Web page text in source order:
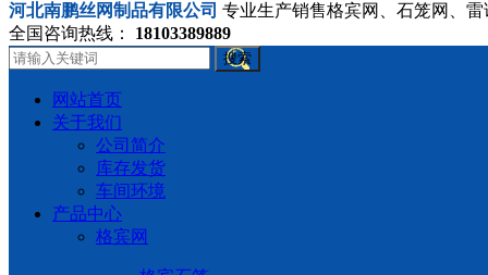
河北南鹏丝网制品有限公司 专业生产销售格宾网、石笼网、雷
全国咨询热线：
18103389889
搜索
网站首页
关于我们
公司简介
库存发货
车间环境
产品中心
格宾网